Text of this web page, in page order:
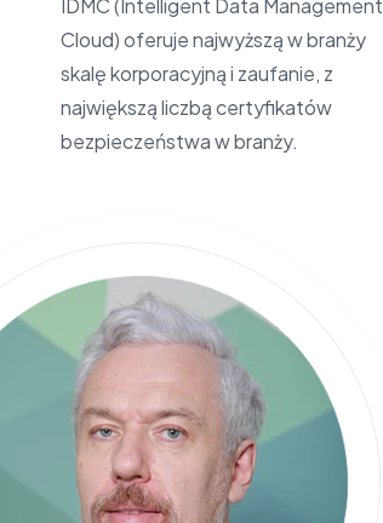
Cloud) oferuje najwyższą w branży
skalę korporacyjną i zaufanie, z
największą liczbą certyfikatów
bezpieczeństwa w branży.